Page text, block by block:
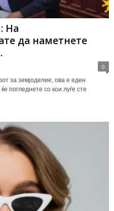
На
да наметнете
0
за земјоделие, ова е еден
погледнете со кои луѓе сте